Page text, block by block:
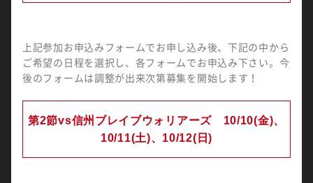
上記参加お申込みフォームでお申し込み後、下記の中から
ご希望の日程を選択し、各フォームでお申込み下さい。今
後のフォームは調整が出来次第募集を開始します！
第2節vs信州ブレイブウォリアーズ 10/10(金)、
10/11(土)、10/12(日)